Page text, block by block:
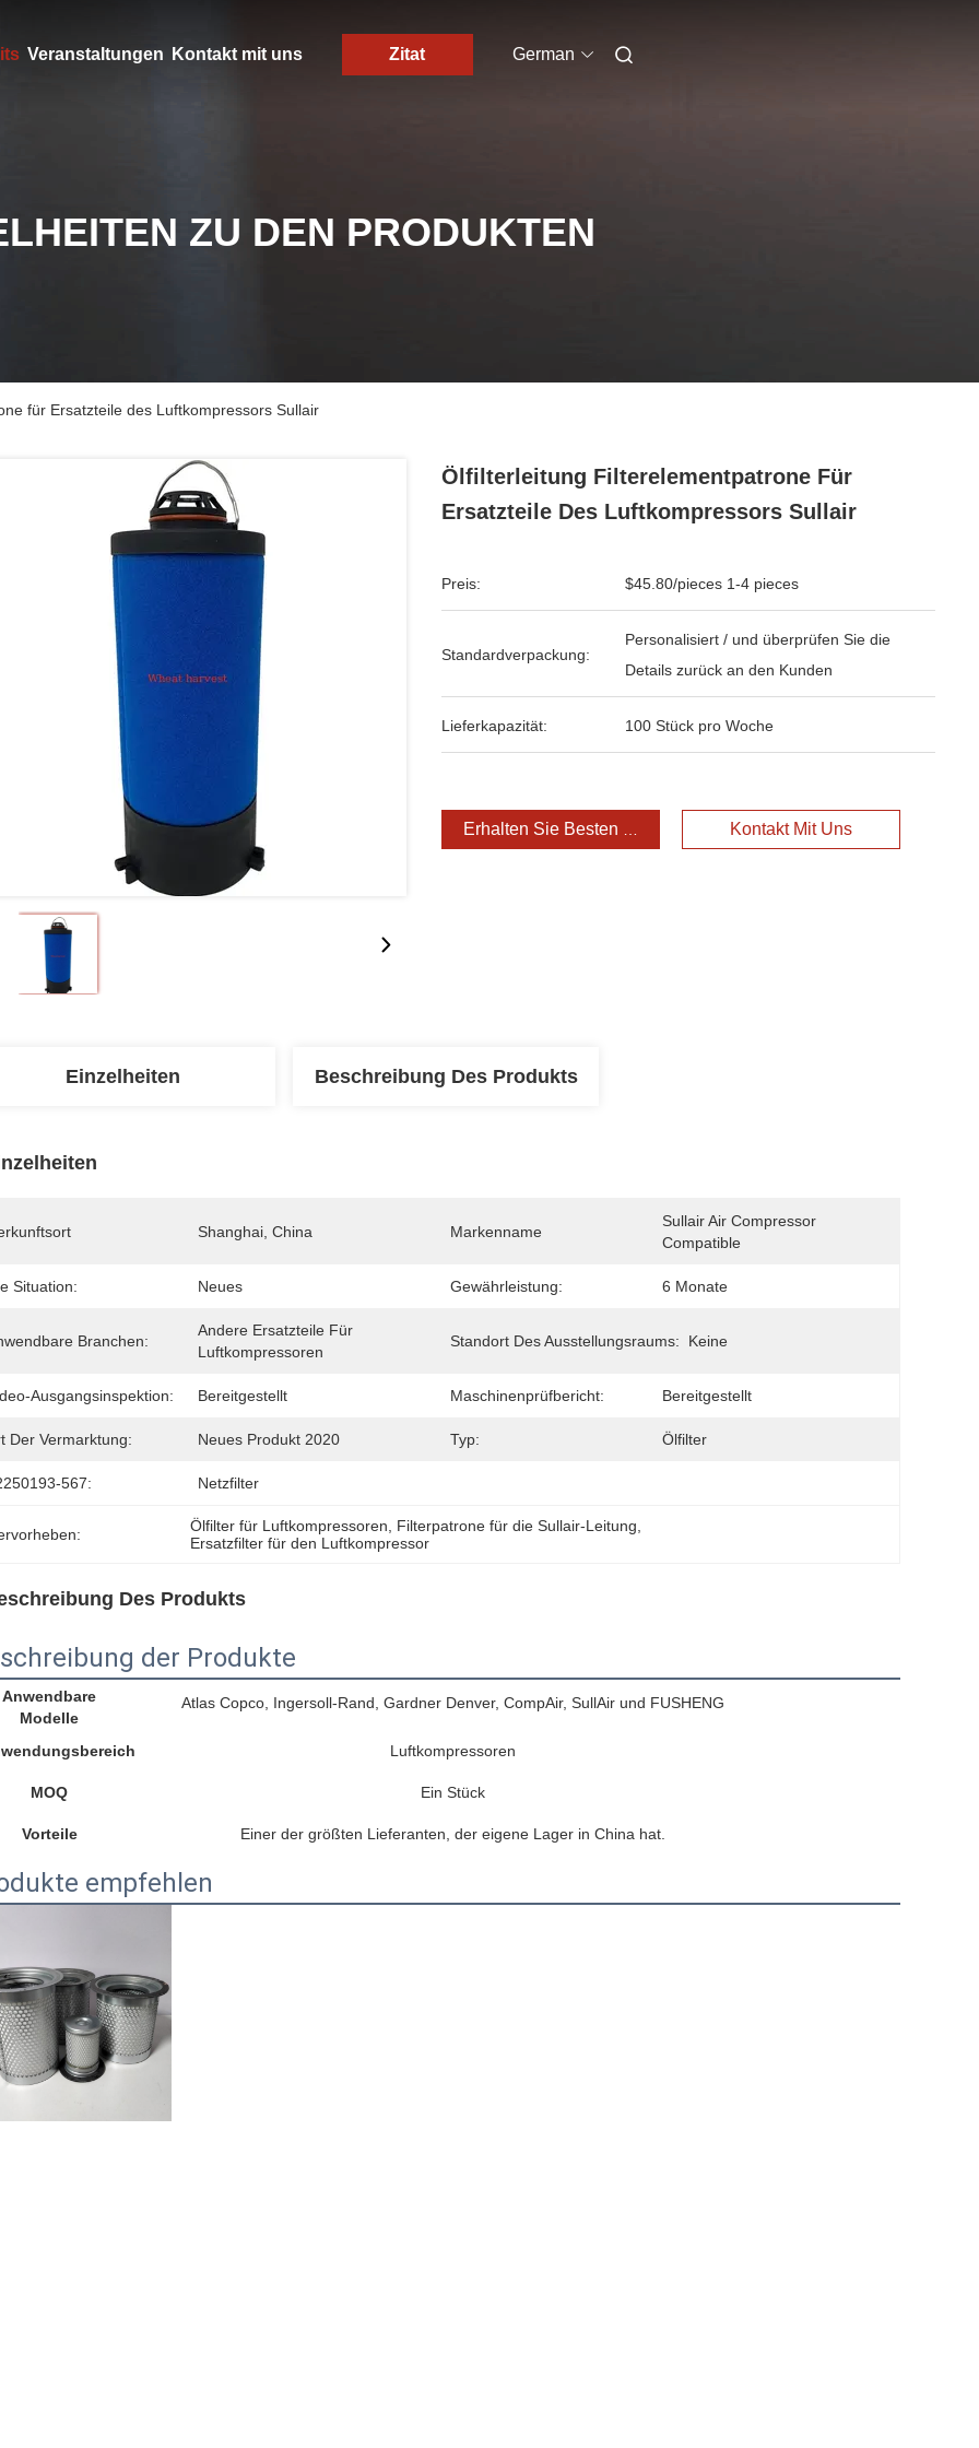
Veranstaltungen Kontakt mit uns Zitat German
ZU DEN PRODUKTEN
für Ersatzteile des Luftkompressors Sullair
Ölfilterleitung Filterelementpatrone Für
Ersatzteile Des Luftkompressors Sullair
Preis: $45.80/pieces 1-4 pieces
Standardverpackung:
Personalisiert / und überprüfen Sie die
Details zurück an den Kunden
Lieferkapazität: 100 Stück pro Woche
Erhalten Sie Besten Preis Kontakt Mit Uns
Einzelheiten Beschreibung Des Produkts
Shanghai, China Markenname
Sullair Air Compressor
Compatible
Situation: Neues Gewährleistung: 6 Monate
Branchen:
Andere Ersatzteile Für
Luftkompressoren
Standort Des Ausstellungsraums: Keine
Ausgangsinspektion: Bereitgestellt Maschinenprüfbericht: Bereitgestellt
Der Vermarktung: Neues Produkt 2020 Typ: Ölfilter
567: Netzfilter
Ölfilter für Luftkompressoren Filterpatrone für die Sullair-Leitung
Ersatzfilter für den Luftkompressor
Des Produkts
der Produkte
Anwendbare
Modelle
Atlas Copco, Ingersoll-Rand, Gardner Denver, CompAir, SullAir und FUSHENG
Luftkompressoren
MOQ Ein Stück
Vorteile Einer der größten Lieferanten, der eigene Lager in China hat.
empfehlen